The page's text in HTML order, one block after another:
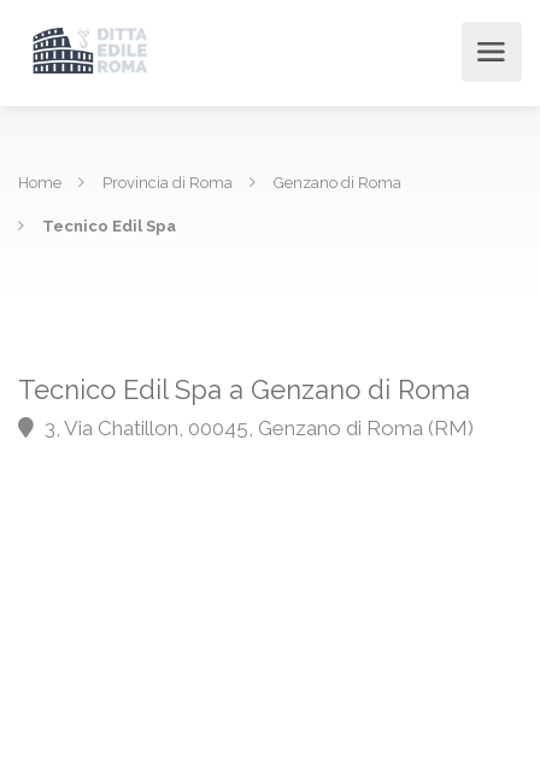
Home Provincia di Roma Genzano di Roma
Tecnico Edil Spa
Tecnico Edil Spa a Genzano di Roma
3, Via Chatillon, 00045, Genzano di Roma (RM)